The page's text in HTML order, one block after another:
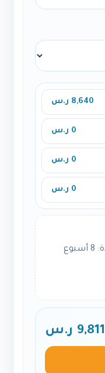
8,640 ر.س
0 ر.س
0 ر.س
0 ر.س
9,811 ر.س